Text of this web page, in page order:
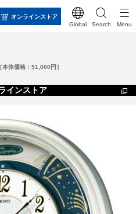
オンラインストア
Global
Search Menu
本体価格：51,000円］
インストア